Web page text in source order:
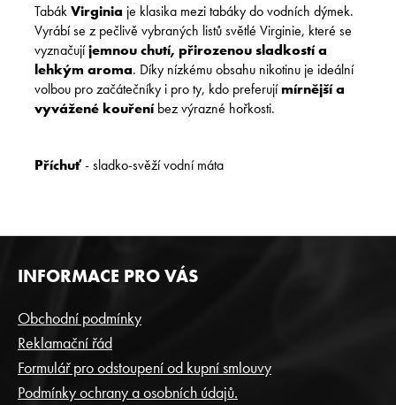
TabákVirginia je klasika mezi tabáky do vodních dýmek.
Vyrábí se z pečlivě vybraných listů světlé Virginie, které se
vyznačujíjemnou chutí, přirozenou sladkostí a
lehkým aroma. Díky nízkému obsahu nikotinu je ideální
volbou pro začátečníky i pro ty, kdo preferujímírnější a
vyvážené kouřeníbez výrazné hořkosti.
Příchuť- sladko-svěží vodní máta
Z
Á
P
A
T
Í
INFORMACE PRO VÁS
Obchodní podmínky
Reklamační řád
Formulář pro odstoupení od kupní smlouvy
Podmínky ochrany a osobních údajů.